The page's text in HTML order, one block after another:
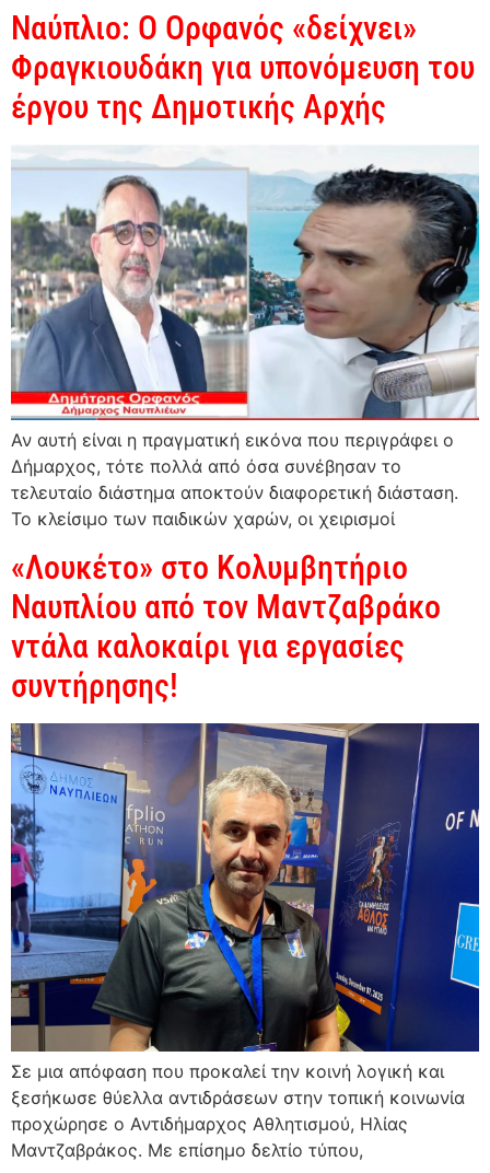
Ναύπλιο: Ο Ορφανός «δείχνει»
Φραγκιουδάκη για υπονόμευση του
έργου της Δημοτικής Αρχής
Αν αυτή είναι η πραγματική εικόνα που περιγράφει ο
Δήμαρχος, τότε πολλά από όσα συνέβησαν το
τελευταίο διάστημα αποκτούν διαφορετική διάσταση.
Το κλείσιμο των παιδικών χαρών, οι χειρισμοί
«Λουκέτο» στο Κολυμβητήριο
Ναυπλίου από τον Μαντζαβράκο
ντάλα καλοκαίρι για εργασίες
συντήρησης!
Σε μια απόφαση που προκαλεί την κοινή λογική και
ξεσήκωσε θύελλα αντιδράσεων στην τοπική κοινωνία
προχώρησε ο Αντιδήμαρχος Αθλητισμού, Ηλίας
Μαντζαβράκος. Με επίσημο δελτίο τύπου,